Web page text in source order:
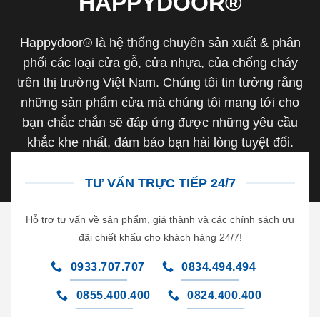
Happydoor® là hệ thống chuyên sản xuất & phân
phối các loại cửa gỗ, cửa nhựa, của chống cháy
trên thị trường Việt Nam. Chúng tôi tin tưởng rằng
những sản phẩm cửa mà chúng tôi mang tới cho
bạn chắc chắn sẽ đáp ứng được những yêu cầu
khắc khe nhất, đảm bảo bạn hài lòng tuyệt đối.
TƯ VẤN TRỰC TIẾP 24/7
Hỗ trợ tư vấn về sản phẩm, giá thành và các chính sách ưu
đãi chiết khấu cho khách hàng 24/7!
0933.707.707 0834.494.494
0855.400.400 0824.400.400